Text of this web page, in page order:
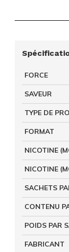
FORCE
SAVEUR
TYPE DE
FORMAT
NICOTINE
NICOTINE
SACHETS
CONTENU
POIDS PAR
FABRICANT